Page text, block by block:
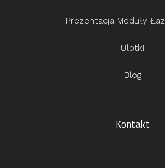
Prezentacja Moduły
Ulotki
Blog
Kontakt